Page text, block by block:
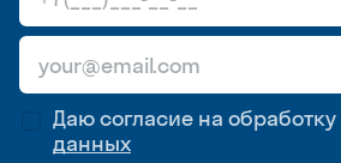
Даю согласие на обработку
данных